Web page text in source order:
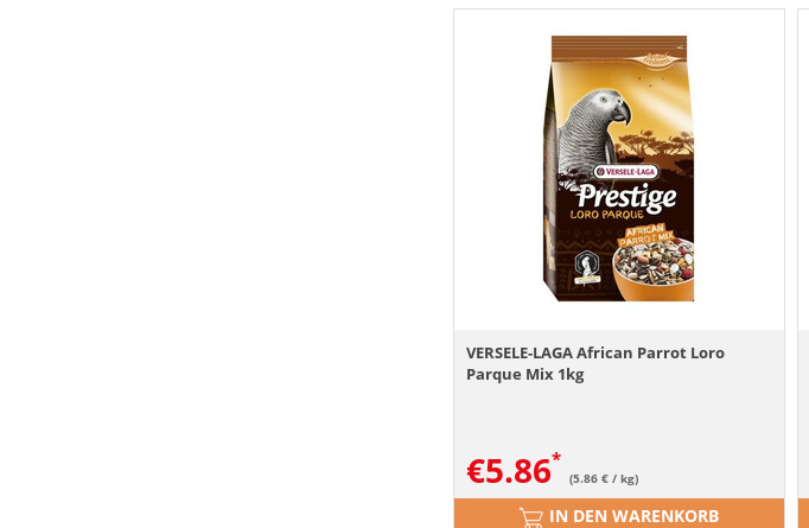
VERSELE-LAGA African Parrot Loro
Parque Mix 1kg
€5.86 (5.86 € / kg)
IN DEN WARENKORB